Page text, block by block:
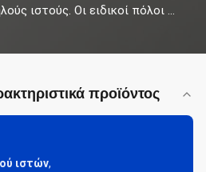
ιστούς. Οι ειδικοί πόλοι ...
προϊόντος
ιστών,